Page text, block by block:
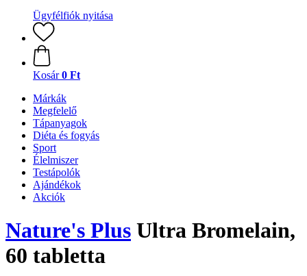
Ügyfélfiók nyitása
Kosár 0 Ft
Márkák
Megfelelő
Tápanyagok
Diéta és fogyás
Sport
Élelmiszer
Testápolók
Ajándékok
Akciók
Nature's Plus Ultra Bromelain,
60 tabletta